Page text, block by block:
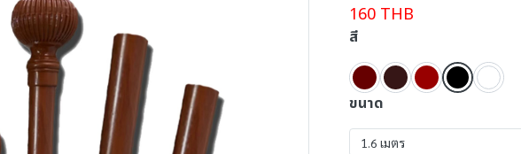
160 THB
สี
ขนาด
1.6 เมตร